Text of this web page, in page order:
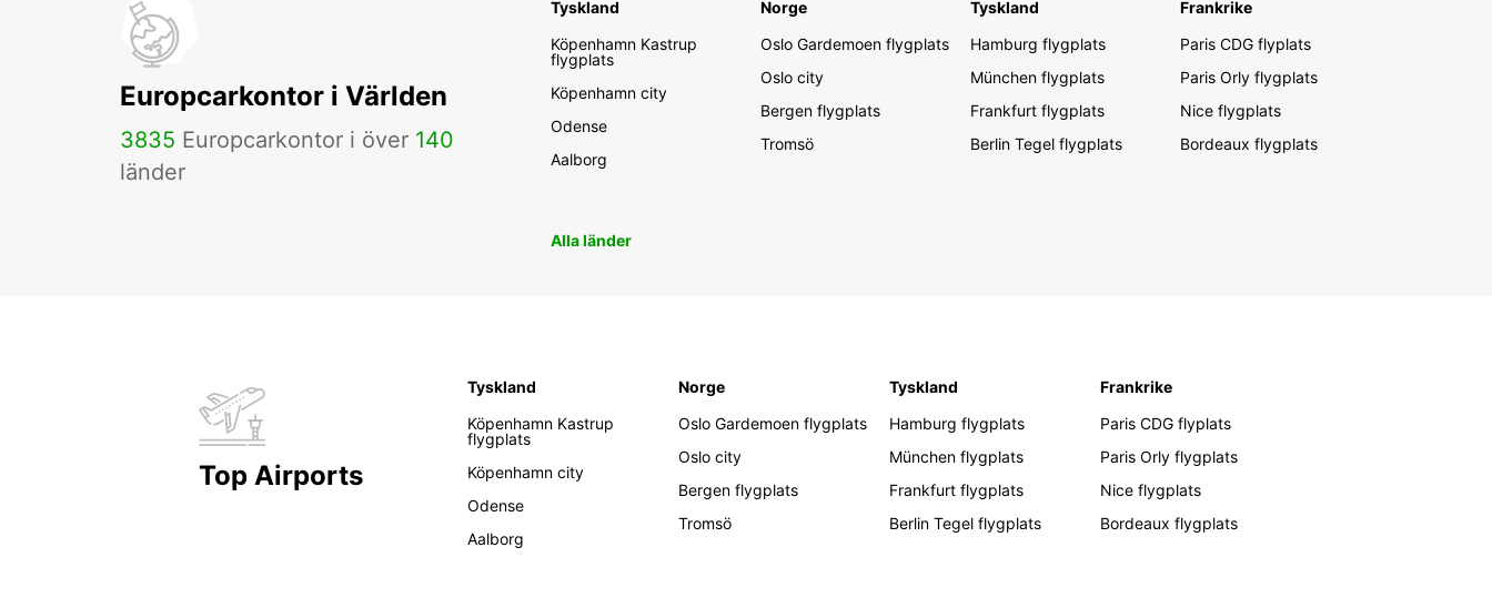
Europcarkontor i Världen
3835 Europcarkontor i över 140
länder
Tyskland
Köpenhamn Kastrup
flygplats
Köpenhamn city
Odense
Aalborg
Norge
Oslo Gardemoen flygplats
Oslo city
Bergen flygplats
Tromsö
Tyskland
Hamburg flygplats
München flygplats
Frankfurt flygplats
Berlin Tegel flygplats
Frankrike
Paris CDG flyplats
Paris Orly flygplats
Nice flygplats
Bordeaux flygplats
Alla länder
Top Airports
Tyskland
Köpenhamn Kastrup
flygplats
Köpenhamn city
Odense
Aalborg
Norge
Oslo Gardemoen flygplats
Oslo city
Bergen flygplats
Tromsö
Tyskland
Hamburg flygplats
München flygplats
Frankfurt flygplats
Berlin Tegel flygplats
Frankrike
Paris CDG flyplats
Paris Orly flygplats
Nice flygplats
Bordeaux flygplats